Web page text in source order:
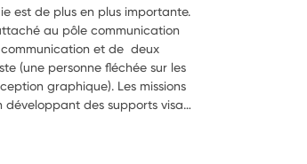
est de plus en plus importante.
au pôle communication
et de  deux
(une personne fléchée sur les
graphique). Les missions
des supports visant